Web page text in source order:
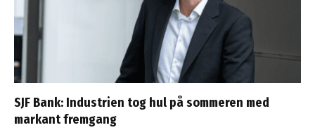
SJF Bank: Industrien tog hul på sommeren med
markant fremgang